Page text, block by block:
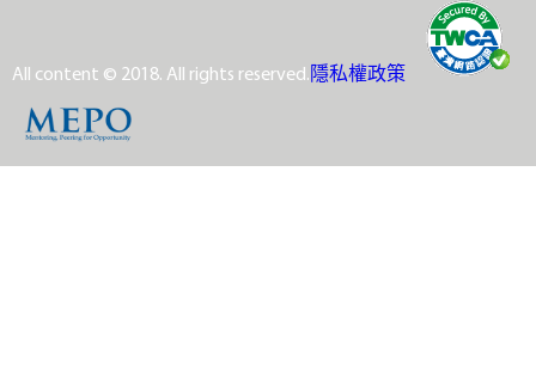
All content © 2018. All rights reserved.隱私權政策